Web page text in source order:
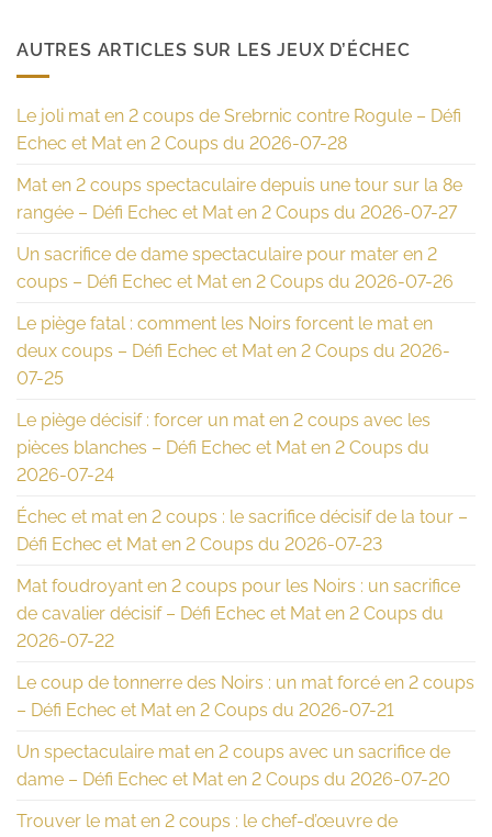
AUTRES ARTICLES SUR LES JEUX D’ÉCHEC
Le joli mat en 2 coups de Srebrnic contre Rogule – Défi
Echec et Mat en 2 Coups du 2026-07-28
Mat en 2 coups spectaculaire depuis une tour sur la 8e
rangée – Défi Echec et Mat en 2 Coups du 2026-07-27
Un sacrifice de dame spectaculaire pour mater en 2
coups – Défi Echec et Mat en 2 Coups du 2026-07-26
Le piège fatal : comment les Noirs forcent le mat en
deux coups – Défi Echec et Mat en 2 Coups du 2026-
07-25
Le piège décisif : forcer un mat en 2 coups avec les
pièces blanches – Défi Echec et Mat en 2 Coups du
2026-07-24
Échec et mat en 2 coups : le sacrifice décisif de la tour –
Défi Echec et Mat en 2 Coups du 2026-07-23
Mat foudroyant en 2 coups pour les Noirs : un sacrifice
de cavalier décisif – Défi Echec et Mat en 2 Coups du
2026-07-22
Le coup de tonnerre des Noirs : un mat forcé en 2 coups
– Défi Echec et Mat en 2 Coups du 2026-07-21
Un spectaculaire mat en 2 coups avec un sacrifice de
dame – Défi Echec et Mat en 2 Coups du 2026-07-20
Trouver le mat en 2 coups : le chef-d’œuvre de